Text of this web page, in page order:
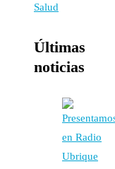
Últimas
noticias